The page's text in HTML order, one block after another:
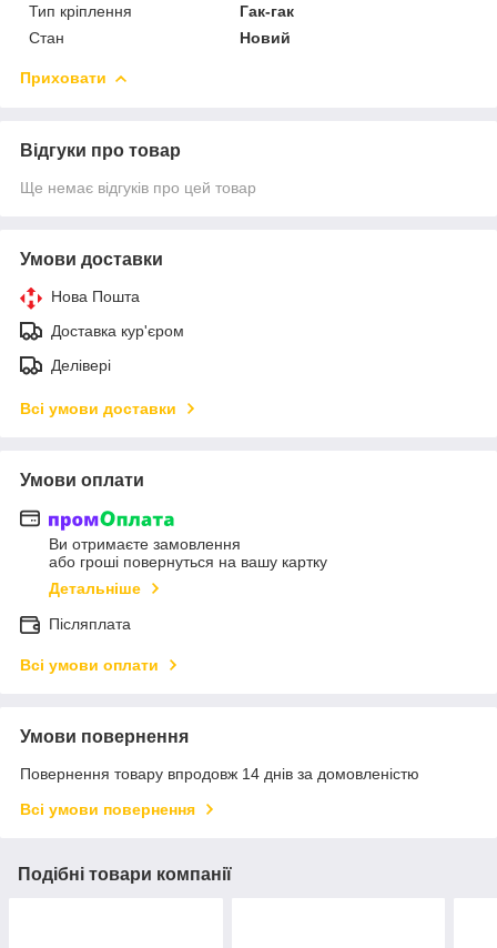
Тип кріплення
Гак-гак
Стан
Новий
Приховати
Відгуки про товар
Ще немає відгуків про цей товар
Умови доставки
Нова Пошта
Доставка кур'єром
Делівері
Всі умови доставки
Умови оплати
Ви отримаєте замовлення
або гроші повернуться на вашу картку
Детальніше
Післяплата
Всі умови оплати
Умови повернення
Повернення товару впродовж 14 днів за домовленістю
Всі умови повернення
Подібні товари компанії